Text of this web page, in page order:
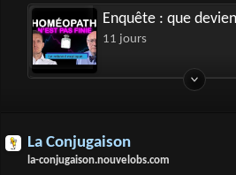
Enquête : que
11 jours
La Conjugaison
la-conjugaison.nouvelobs.com